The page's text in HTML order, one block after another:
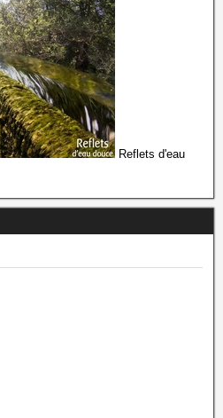
Reflets d'eau